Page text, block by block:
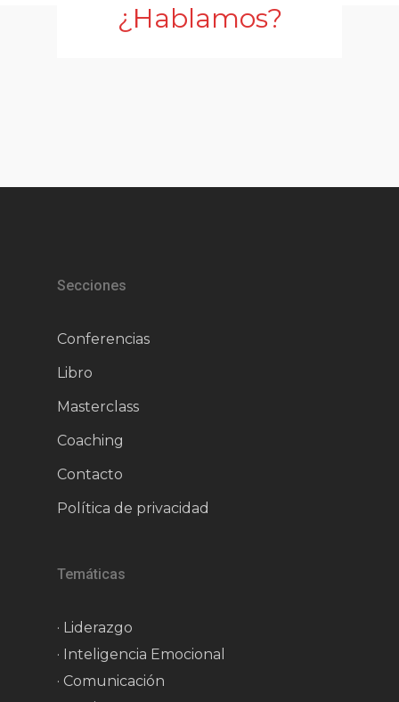
¿Hablamos?
Secciones
Conferencias
Libro
Masterclass
Coaching
Contacto
Política de privacidad
Temáticas
· Liderazgo
· Inteligencia Emocional
· Comunicación